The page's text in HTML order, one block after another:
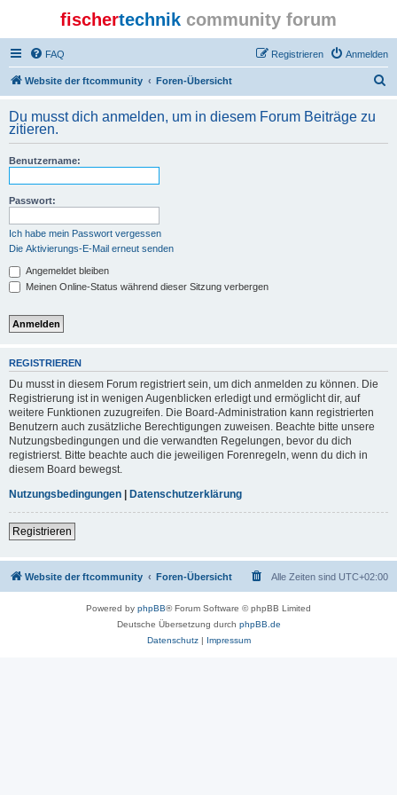
fischertechnik community forum
FAQ Anmelden
Registrieren
Website der ftcommunity Foren-Übersicht
h
Du musst dich anmelden, um in diesem Forum Beiträge zu
zitieren.
Benutzername:
Passwort:
Ich habe mein Passwort vergessen
Die Aktivierungs-E-Mail erneut senden
Angemeldet bleiben
Meinen Online-Status während dieser Sitzung verbergen
REGISTRIEREN
Du musst in diesem Forum registriert sein, um dich anmelden zu können. Die
Registrierung ist in wenigen Augenblicken erledigt und ermöglicht dir, auf
weitere Funktionen zuzugreifen. Die Board-Administration kann registrierten
Benutzern auch zusätzliche Berechtigungen zuweisen. Beachte bitte unsere
Nutzungsbedingungen und die verwandten Regelungen, bevor du dich
registrierst. Bitte beachte auch die jeweiligen Forenregeln, wenn du dich in
diesem Board bewegst.
Nutzungsbedingungen | Datenschutzerklärung
Registrieren
Website der ftcommunity Foren-Übersicht Alle Zeiten sind UTC+02:00
Powered by phpBB® Forum Software © phpBB Limited
Deutsche Übersetzung durch phpBB.de
Datenschutz| Impressum